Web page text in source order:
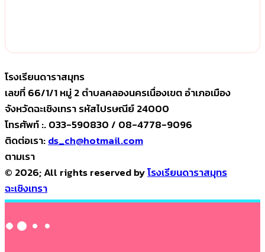
โรงเรียนดาราสมุทร
เลขที่ 66/1/1 หมู่ 2 ตำบลคลองนครเนื่องเขต อำเภอเมือง
จังหวัดฉะเชิงเทรา รหัสไปรษณีย์ 24000
โทรศัพท์ :. 033-590830 / 08-4778-9096
ติดต่อเรา:ds_ch@hotmail.com
ตามเรา
© 2026; All rights reserved byโรงเรียนดาราสมุทร
ฉะเชิงเทรา